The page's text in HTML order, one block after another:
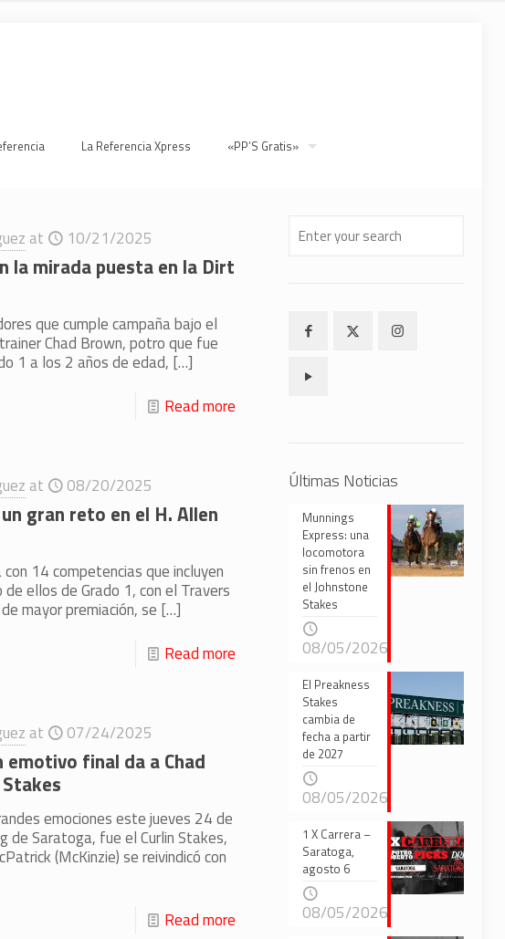
La Referencia Xpress «PP’S Gratis»
at 10/21/2025
la mirada puesta en la Dirt
que cumple campaña bajo el
Chad Brown, potro que fue
1 a los 2 años de edad, […]
Read more
at 08/20/2025
gran reto en el H. Allen
14 competencias que incluyen
ellos de Grado 1, con el Travers
mayor premiación, se […]
Read more
at 07/24/2025
emotivo final da a Chad
emociones este jueves 24 de
de Saratoga, fue el Curlin Stakes,
(McKinzie) se reivindicó con
Read more
Últimas Noticias
Munnings
Express: una
locomotora
sin frenos en
el Johnstone
Stakes
08/05/2026
El Preakness
Stakes
cambia de
fecha a partir
de 2027
08/05/2026
1 X Carrera –
Saratoga,
agosto 6
08/05/2026